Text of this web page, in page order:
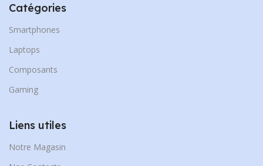
Catégories
Smartphones
Laptops
Composants
Gaming
Liens utiles
Notre Magasin